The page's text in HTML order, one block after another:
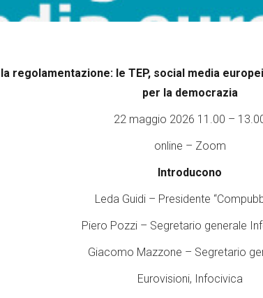
regolamentazione: le TEP, social media
per la democrazia
22 maggio 2026 11.00 –
online – Zoom
Introducono
Leda Guidi – Presidente
Piero Pozzi – Segretario generale
Giacomo Mazzone – Segretario
Eurovisioni, Infocivica